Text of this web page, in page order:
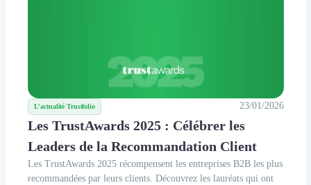
L'actualité Trustfolio 23/01/2026
Les TrustAwards 2025 : Célébrer les
Leaders de la Recommandation Client
Les TrustAwards 2025 récompensent les entreprises B2B les plus
recommandées par leurs clients. Découvrez les lauréats qui ont